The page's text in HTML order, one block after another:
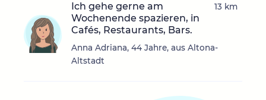
Ich gehe gerne am
Wochenende spazieren, in
Cafés, Restaurants, Bars.
Anna Adriana, 44 Jahre, aus Altona-
Altstadt
13 km